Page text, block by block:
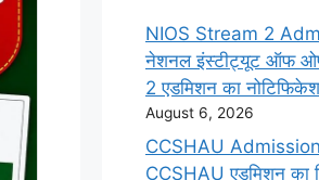
NIOS Stream 2
नेशनल इंस्टीट्यूट ऑफ
2 एडमिशन का
August 6, 2026
CCSHAU
CCSHAU एडमिशन का